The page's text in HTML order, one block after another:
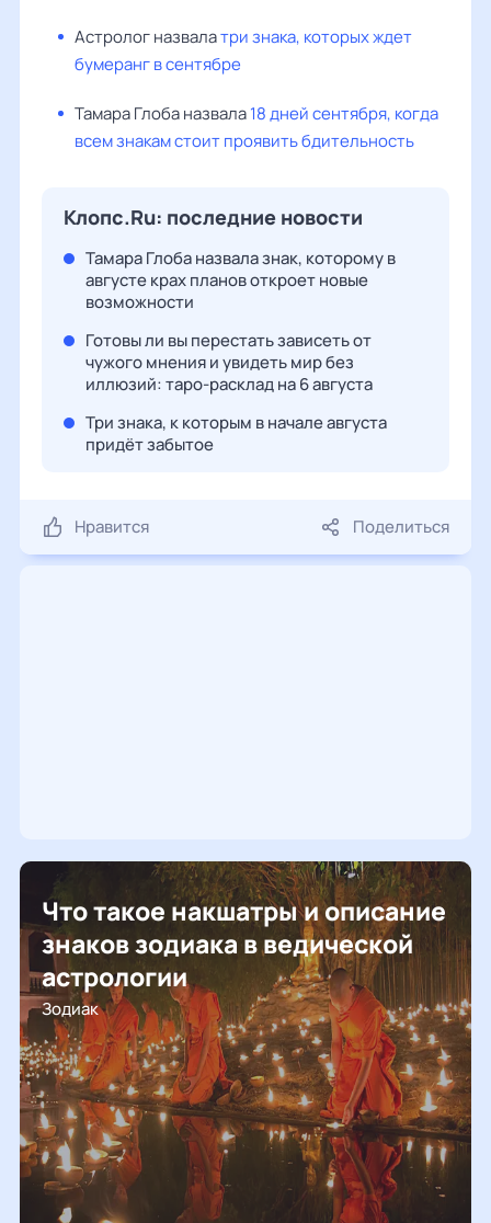
Астролог назвалатри знака, которых ждет
бумеранг в сентябре
Тамара Глоба назвала18 дней сентября, когда
всем знакам стоит проявить бдительность
Клопс.Ru: последние новости
Тамара Глоба назвала знак, которому в
августе крах планов откроет новые
возможности
Готовы ли вы перестать зависеть от
чужого мнения и увидеть мир без
иллюзий: таро-расклад на 6 августа
Три знака, к которым в начале августа
придёт забытое
Нравится Поделиться
Что такое накшатры и описание
знаков зодиака в ведической
астрологии
Зодиак